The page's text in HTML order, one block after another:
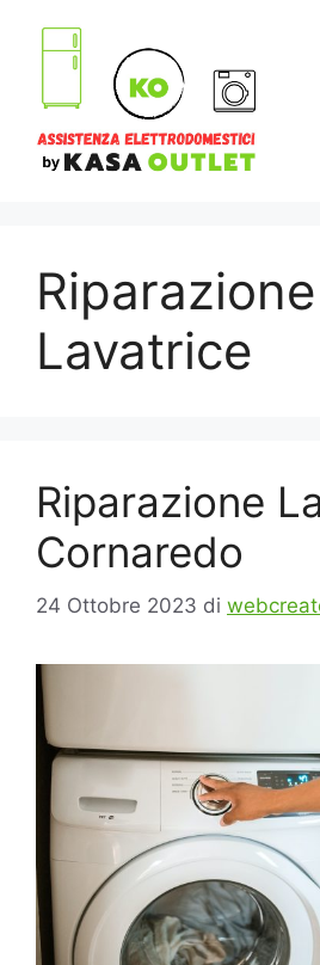
contenuto
Riparazione
Lavatrice
Riparazione
Cornaredo
24 Ottobre 2023 di